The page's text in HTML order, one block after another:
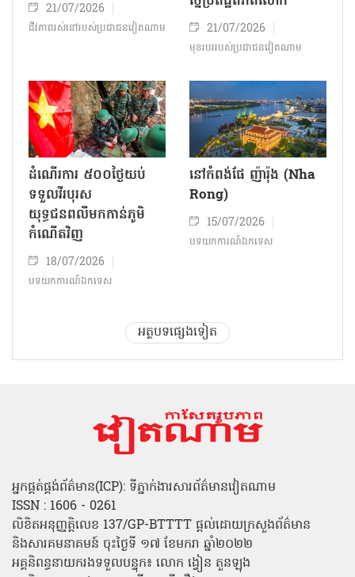
21/07/2026
ជីវភាពរស់នៅរបស់ប្រជាជន​វៀតណាម 21/07/2026
មុខរបររបស់ប្រជាជនវៀតណាម
ដំណើរការ ៥០០ថ្ងៃយប់
ទទួលវីរបុរស
យុទ្ធជនពលីមកកាន់ភូមិ
កំណើតវិញ
18/07/2026
បទយកការណ៍ឯកទេស
នៅកំពង់ផែ ញ៉ារ៉ុង (Nha
Rong)
15/07/2026
បទយកការណ៍ឯកទេស
អត្ថបទផ្សេងទៀត
អ្នកផ្គត់ផ្គង់ព័ត៌មាន(ICP): ទីភ្នាក់ងារសារព័ត៌មានវៀតណាម
ISSN : 1606 - 0261
លិខិតអនុញ្ញត្តិលេខ 137/GP-BTTTT ផ្តល់ដោយក្រសួងព័ត៌មាន
និងសារគមនាគមន៍ ចុះថ្ងៃទី ១៧ ខែមករា ឆ្នាំ២០២២
អគ្គនិពន្ធនាយករងទទួលបន្ទុក៖ លោក ង្វៀន តួនឡុង